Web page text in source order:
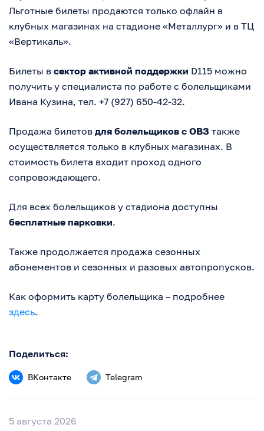
Льготные билеты продаются только офлайн в
клубных магазинах на стадионе «Металлург» и в ТЦ
«Вертикаль».
Билеты в сектор активной поддержки D115 можно
получить у специалиста по работе с болельщиками
Ивана Кузина, тел. +7 (927) 650-42-32.
Продажа билетов для болельщиков с ОВЗ также
осуществляется только в клубных магазинах. В
стоимость билета входит проход одного
сопровождающего.
Для всех болельщиков у стадиона доступны
бесплатные парковки.
Также продолжается продажа сезонных
абонементов и сезонных и разовых автопропусков.
Как оформить карту болельщика – подробнее
здесь.
Поделиться:
ВКонтакте Telegram
5 августа 2026